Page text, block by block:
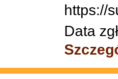
https://
Data